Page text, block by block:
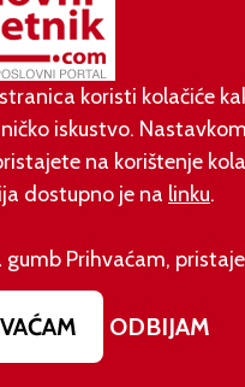
se za velike
se opcija na Gmailu koju
dva dana EU je uveo nova
AI sadržaj: kazne su velike!
koristi kolačiće
iskustvo.
na korištenje
dostupno je na linku.
gumb Prihvaćam,
ODBIJAM